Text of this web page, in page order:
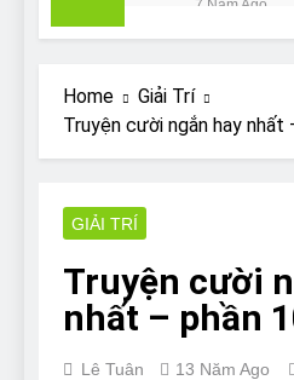
7 Năm Ago
Why Do
And How
How to
7 Năm Ago
The
Bulldogs
Home
Giải Trí
Truyện cười ngắn hay nhất
GIẢI TRÍ
Truyện cười
nhất – phần
Lê Tuân 13 Năm Ago